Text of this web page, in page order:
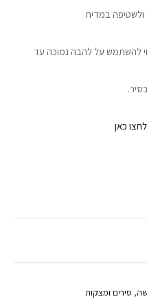
ולשטיפה במדיח
להשתמש על להבה נמוכה עד
.
לחצו כאן
, סירים ומצקות